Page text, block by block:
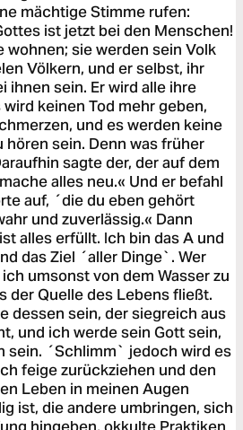
mächtige Stimme rufen:
ist jetzt bei den Menschen!
wohnen; sie werden sein Volk
Völkern, und er selbst, ihr
ihnen sein. Er wird alle ihre
keinen Tod mehr geben,
und es werden keine
sein. Denn was früher
sagte der, der auf dem
alles neu.« Und er befahl
auf, ´die du eben gehört
und zuverlässig.« Dann
alles erfüllt. Ich bin das A und
das Ziel ´aller Dinge`. Wer
umsonst von dem Wasser zu
der Quelle des Lebens fließt.
dessen sein, der siegreich aus
und ich werde sein Gott sein,
sein. ´Schlimm` jedoch wird es
feige zurückziehen und den
Leben in meinen Augen
ist, die andere umbringen, sich